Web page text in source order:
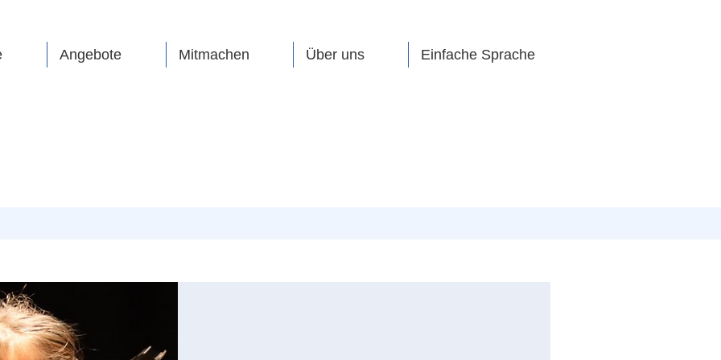
Angebote Mitmachen Über uns Einfache Sprache